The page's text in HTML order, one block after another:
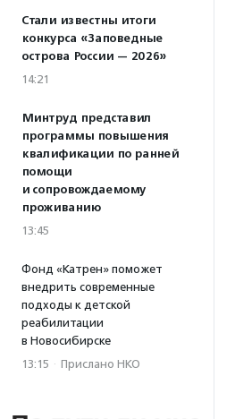
Стали известны итоги
конкурса «Заповедные
острова России — 2026»
14:21
Минтруд представил
программы повышения
квалификации по ранней
помощи
и сопровождаемому
проживанию
13:45
Фонд «Катрен» поможет
внедрить современные
подходы к детской
реабилитации
в Новосибирске
13:15 · Прислано НКО